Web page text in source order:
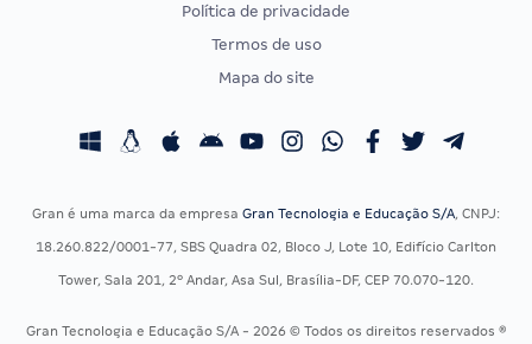
CONCURSOS POR PROFISSÃO
Concursos Fiscais
EXAME DE ORDEM
Calendário OAB
Política de privacidade
Termos de uso
Mapa do site
Gran é uma marca da empresa Gran Tecnologia e Educação S/A, CNPJ:
18.260.822/0001-77, SBS Quadra 02, Bloco J, Lote 10, Edifício Carlton
Tower, Sala 201, 2º Andar, Asa Sul, Brasília-DF, CEP 70.070-120.
Gran Tecnologia e Educação S/A - 2026 © Todos os direitos reservados ®